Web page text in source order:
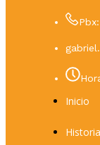
Inicio
Historia